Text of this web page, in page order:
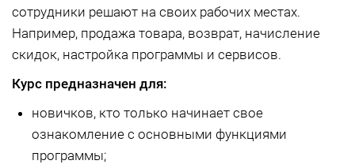
сотрудники решают на своих рабочих местах.
Например, продажа товара, возврат, начисление
скидок, настройка программы и сервисов.
Курс предназначен для:
новичков, кто только начинает свое
ознакомление с основными функциями
программы;